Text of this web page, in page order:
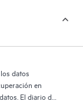
datos
en
El diario de